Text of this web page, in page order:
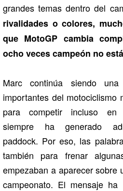
grandes temas dentro del
rivalidades o colores,
que MotoGP cambia
ocho veces campeón no
Marc continúa siendo
importantes del motociclismo
para competir incluso en
siempre ha generado
paddock. Por eso, las
también para frenar
empezaban a aparecer sobre
campeonato. El mensaje